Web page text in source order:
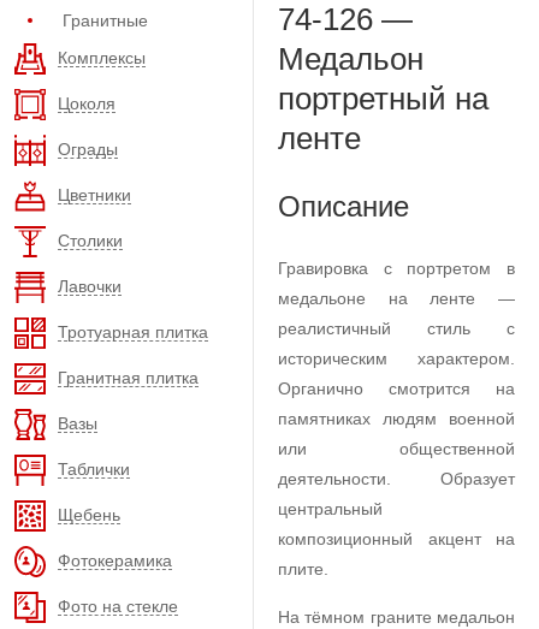
Гранитные
Комплексы
Цоколя
Ограды
Цветники
Столики
Лавочки
Тротуарная плитка
Гранитная плитка
Вазы
Таблички
Щебень
Фотокерамика
Фото на стекле
74-126 —
Медальон
портретный на
ленте
Описание
Гравировка с портретом в
медальоне на ленте —
реалистичный стиль с
историческим характером.
Органично смотрится на
памятниках людям военной
или общественной
деятельности. Образует
центральный
композиционный акцент на
плите.
На тёмном граните медальон